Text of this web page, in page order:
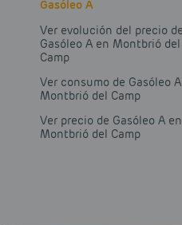
Gasóleo A
Ver evolución del precio de
Gasóleo A en Montbrió del
Camp
Ver consumo de Gasóleo
Montbrió del Camp
Ver precio de Gasóleo A en
Montbrió del Camp